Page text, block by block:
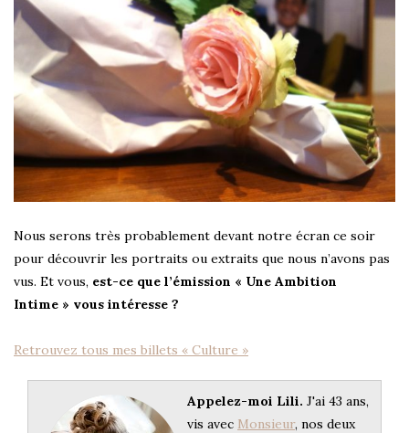
Nous serons très probablement devant notre écran ce soir
pour découvrir les portraits ou extraits que nous n’avons pas
vus. Et vous, est-ce que l’émission « Une Ambition
Intime » vous intéresse ?
Retrouvez tous mes billets « Culture »
Appelez-moi Lili. J'ai 43 ans,
vis avec Monsieur, nos deux